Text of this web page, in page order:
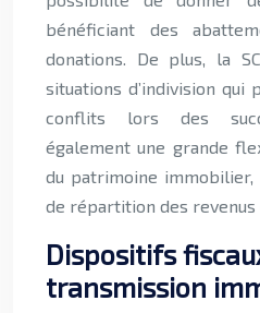
bénéficiant des
donations. De plus, la
situations d’indivision qui
conflits lors des
également une grande
du patrimoine
de répartition des revenus
Dispositifs
transmission